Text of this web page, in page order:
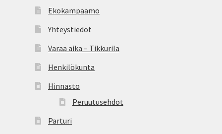
Ekokampaamo
Yhteystiedot
Varaa aika – Tikkurila
Henkilökunta
Hinnasto
Peruutusehdot
Parturi